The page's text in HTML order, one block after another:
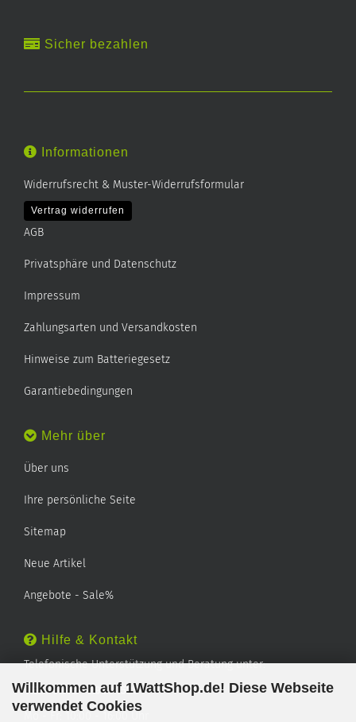
Willkommen auf 1WattShop.de! Diese Webseite
verwendet Cookies
Sicher bezahlen
Informationen
Widerrufsrecht & Muster-Widerrufsformular
Vertrag widerrufen
AGB
Privatsphäre und Datenschutz
Impressum
Zahlungsarten und Versandkosten
Hinweise zum Batteriegesetz
Garantiebedingungen
Mehr über
Über uns
Ihre persönliche Seite
Sitemap
Neue Artikel
Angebote - Sale%
Hilfe & Kontakt
Telefonische Unterstützung und Beratung unter:
TEL: 0202 - 29994539